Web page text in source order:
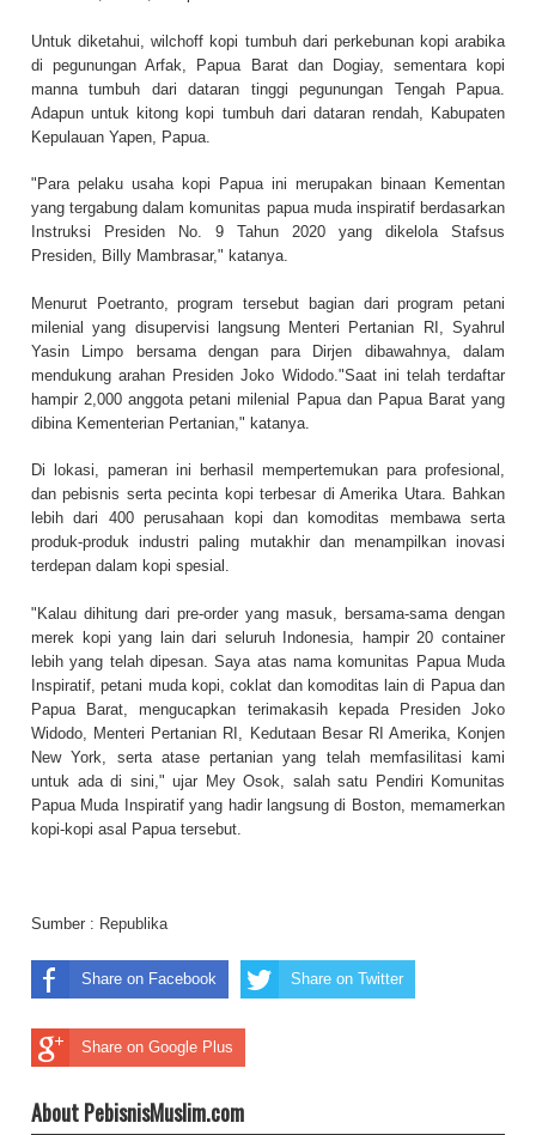
Untuk diketahui, wilchoff kopi tumbuh dari perkebunan kopi arabika
di pegunungan Arfak, Papua Barat dan Dogiay, sementara kopi
manna tumbuh dari dataran tinggi pegunungan Tengah Papua.
Adapun untuk kitong kopi tumbuh dari dataran rendah, Kabupaten
Kepulauan Yapen, Papua.
"Para pelaku usaha kopi Papua ini merupakan binaan Kementan
yang tergabung dalam komunitas papua muda inspiratif berdasarkan
Instruksi Presiden No. 9 Tahun 2020 yang dikelola Stafsus
Presiden, Billy Mambrasar," katanya.
Menurut Poetranto, program tersebut bagian dari program petani
milenial yang disupervisi langsung Menteri Pertanian RI, Syahrul
Yasin Limpo bersama dengan para Dirjen dibawahnya, dalam
mendukung arahan Presiden Joko Widodo."Saat ini telah terdaftar
hampir 2,000 anggota petani milenial Papua dan Papua Barat yang
dibina Kementerian Pertanian," katanya.
Di lokasi, pameran ini berhasil mempertemukan para profesional,
dan pebisnis serta pecinta kopi terbesar di Amerika Utara. Bahkan
lebih dari 400 perusahaan kopi dan komoditas membawa serta
produk-produk industri paling mutakhir dan menampilkan inovasi
terdepan dalam kopi spesial.
"Kalau dihitung dari pre-order yang masuk, bersama-sama dengan
merek kopi yang lain dari seluruh Indonesia, hampir 20 container
lebih yang telah dipesan. Saya atas nama komunitas Papua Muda
Inspiratif, petani muda kopi, coklat dan komoditas lain di Papua dan
Papua Barat, mengucapkan terimakasih kepada Presiden Joko
Widodo, Menteri Pertanian RI, Kedutaan Besar RI Amerika, Konjen
New York, serta atase pertanian yang telah memfasilitasi kami
untuk ada di sini," ujar Mey Osok, salah satu Pendiri Komunitas
Papua Muda Inspiratif yang hadir langsung di Boston, memamerkan
kopi-kopi asal Papua tersebut.
Sumber : Republika
Share on Facebook Share on Twitter
Share on Google Plus
About PebisnisMuslim.com